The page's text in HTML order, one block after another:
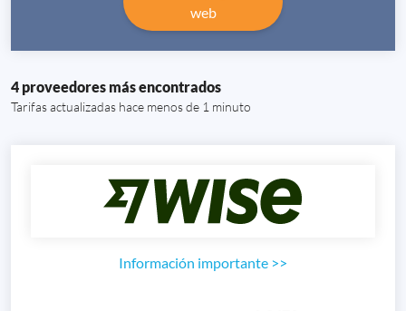
web
4 proveedores más encontrados
Tarifas actualizadas hace menos de 1 minuto
Información importante >>